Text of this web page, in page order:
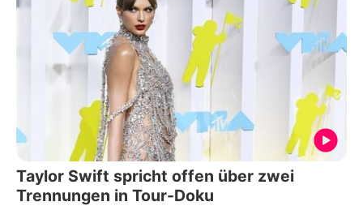
Taylor Swift spricht offen über zwei
Trennungen in Tour-Doku